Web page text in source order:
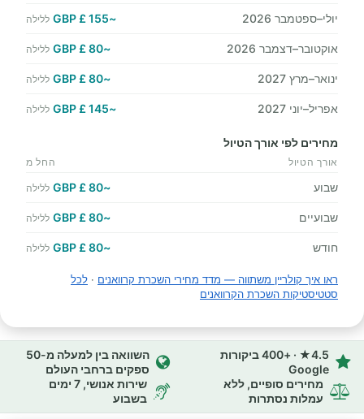
יולי–ספטמבר 2026 ~155 £ GBP ללילה
אוקטובר–דצמבר 2026 ~80 £ GBP ללילה
ינואר–מרץ 2027 ~80 £ GBP ללילה
אפריל–יוני 2027 ~145 £ GBP ללילה
מחירים לפי אורך הטיול
אורך הטיול החל מ
שבוע ~80 £ GBP ללילה
שבועיים ~80 £ GBP ללילה
חודש ~80 £ GBP ללילה
ראו איך קולריין משתווה — מדד מחירי השכרת קרוואנים · לכל
סטטיסטיקות השכרת הקרוואנים
4.5★ · +400 ביקורות
Google
השוואה בין למעלה מ-50
ספקים ברחבי העולם
מחירים סופיים, ללא
עמלות נסתרות
שירות אנושי, 7 ימים
בשבוע